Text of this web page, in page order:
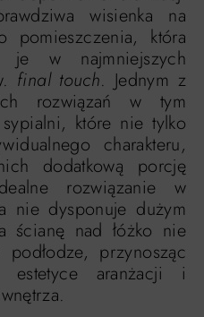
wisienka na
która
je w najmniejszych
final touch. Jednym z
rozwiązań w tym
które nie tylko
charakteru,
dodatkową porcję
rozwiązanie w
nie dysponuje dużym
ścianę nad łóżko nie
przynosząc
estetyce aranżacji i